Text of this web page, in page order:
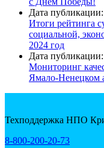
Дата
Итоги рейтинга
социальной,
2024 год
Дата
Мониторинг
Ямало-Ненецком
Техподдержка НПО
8-800-200-20-73